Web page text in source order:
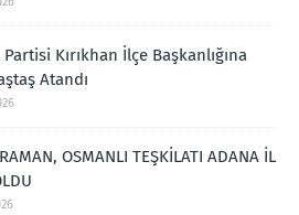
Partisi Kırıkhan İlçe Başkanlığına
Atandı
OSMANLI TEŞKİLATI ADANA İL